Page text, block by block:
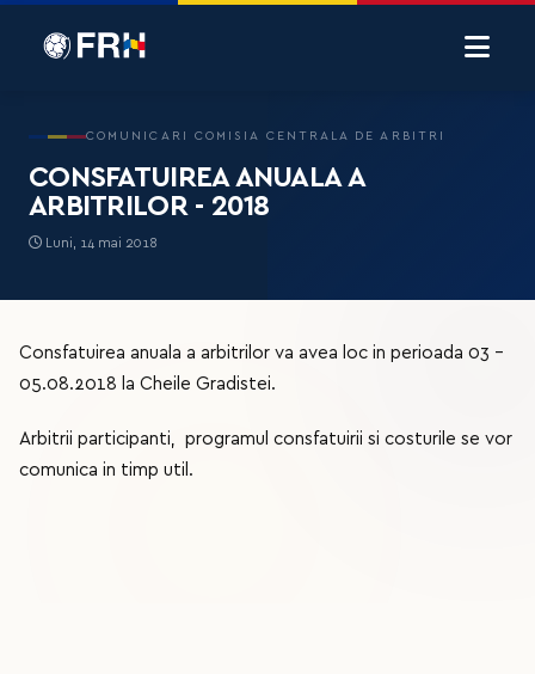
COMUNICARI COMISIA CENTRALA DE ARBITRI
CONSFATUIREA ANUALA A
ARBITRILOR - 2018
Luni, 14 mai 2018
Consfatuirea anuala a arbitrilor va avea loc in perioada 03 –
05.08.2018 la Cheile Gradistei.
Arbitrii participanti, programul consfatuirii si costurile se vor
comunica in timp util.